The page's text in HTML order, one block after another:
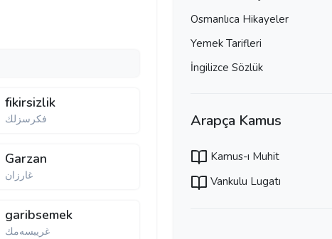
fikirsizlik
فكرسزلك
Garzan
غارزان
garibsemek
غریبسه‌مك
Osmanlıca Hikayeler
Yemek Tarifleri
İngilizce Sözlük
Arapça Kamus
Kamus-ı Muhit
Vankulu Lugatı